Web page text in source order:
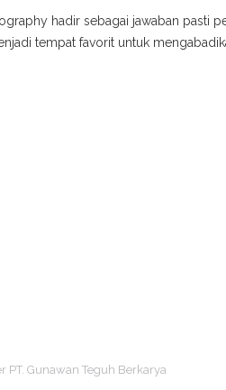
hadir sebagai jawaban pasti
tempat favorit untuk
PT. Gunawan Teguh Berkarya